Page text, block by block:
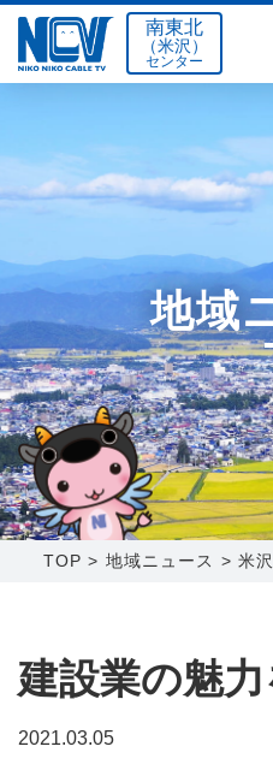
南東北センター（
函館センター
新潟センター
単品料金
お得なセットプラン
料金シミュレーション
サポート
Q&A
センター情報
採用情報
お問い合わせ
〒992-0044
山形県米沢市春日四丁目2-75
0238-24-2525
営業時間 9:00～18:00
南東北
（米沢）
センター
地域
TOP > 地域ニュース > 米
建設業の魅
2021.03.05